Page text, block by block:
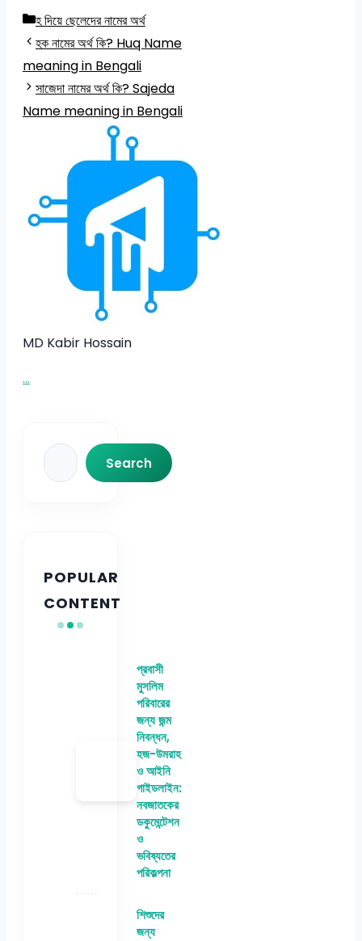
Categories
হ দিয়ে ছেলেদের নামের অর্থ
হক নামের অর্থ কি? Huq Name
meaning in Bengali
সাজেদা নামের অর্থ কি? Sajeda
Name meaning in Bengali
MD Kabir Hossain
...
Search
Search
POPULAR
CONTENT
প্রবাসী
মুসলিম
পরিবারের
জন্য জন্ম
নিবন্ধন,
হজ-উমরাহ
ও আইনি
গাইডলাইন:
নবজাতকের
ডকুমেন্টেশন
ও
ভবিষ্যতের
পরিকল্পনা
শিশুদের
জন্য